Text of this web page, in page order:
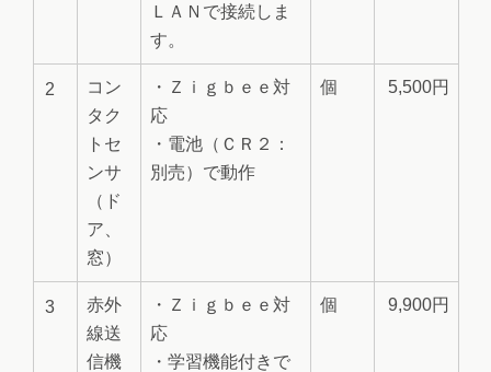
ＬＡＮで接続しま
す。
2
コン
タク
トセ
ンサ
（ド
ア、
窓）
・Ｚｉｇｂｅｅ対
応
・電池（ＣＲ２：
別売）で動作
個 5,500円
3
赤外
線送
信機
・Ｚｉｇｂｅｅ対
応
・学習機能付きで
個 9,900円